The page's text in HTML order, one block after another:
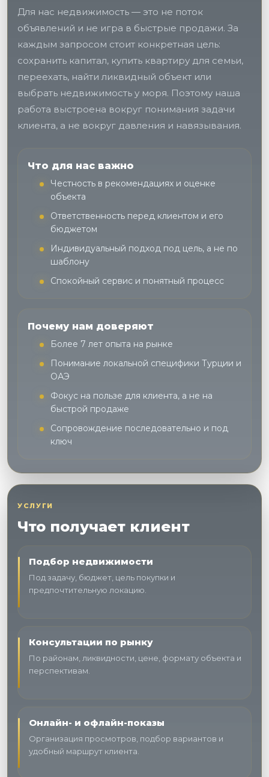
Для нас недвижимость — это не поток
объявлений и не игра в быстрые продажи. За
каждым запросом стоит конкретная цель:
сохранить капитал, купить квартиру для семьи,
переехать, найти ликвидный объект или
выбрать недвижимость у моря. Поэтому наша
работа выстроена вокруг понимания задачи
клиента, а не вокруг давления и навязывания.
Что для нас важно
Честность в рекомендациях и оценке
объекта
Ответственность перед клиентом и его
бюджетом
Индивидуальный подход под цель, а не по
шаблону
Спокойный сервис и понятный процесс
Почему нам доверяют
Более 7 лет опыта на рынке
Понимание локальной специфики Турции и
ОАЭ
Фокус на пользе для клиента, а не на
быстрой продаже
Сопровождение последовательно и под
ключ
УСЛУГИ
Что получает клиент
Подбор недвижимости
Под задачу, бюджет, цель покупки и
предпочтительную локацию.
Консультации по рынку
По районам, ликвидности, цене, формату объекта и
перспективам.
Онлайн- и офлайн-показы
Организация просмотров, подбор вариантов и
удобный маршрут клиента.